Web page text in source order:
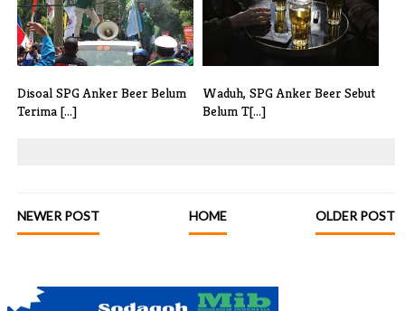
Disoal SPG Anker Beer Belum
Terima [...]
Waduh, SPG Anker Beer Sebut
Belum T[...]
NEWER POST OLDER POST
HOME